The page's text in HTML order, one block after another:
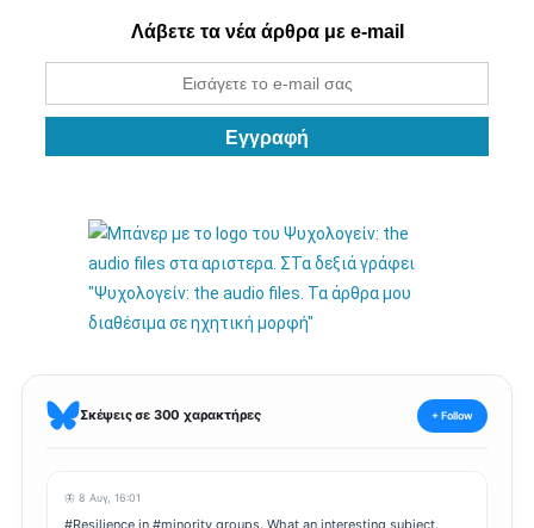
Λάβετε τα νέα άρθρα με e-mail
Σκέψεις σε 300 χαρακτήρες + Follow
🦋 8 Αυγ, 16:01
#Resilience in #minority groups. What an interesting subject.